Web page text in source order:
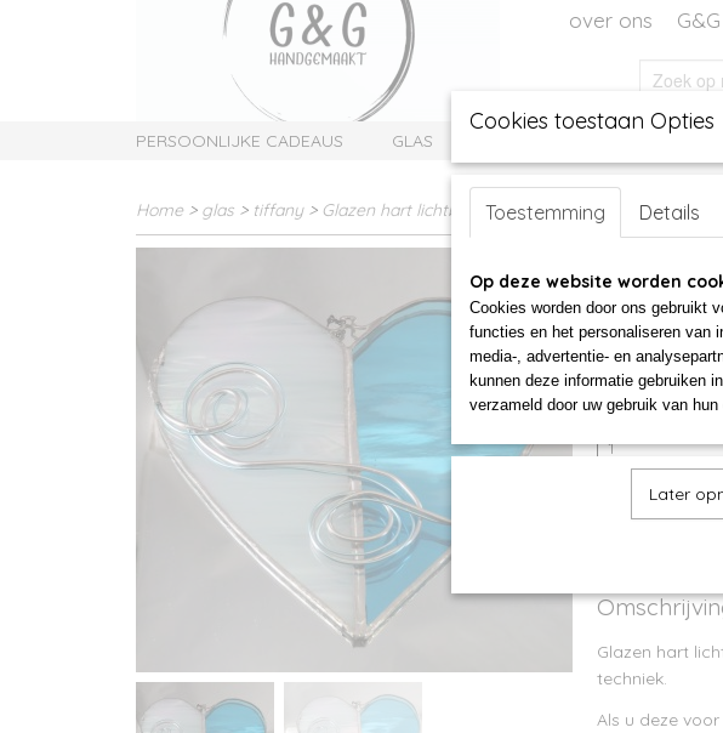
over ons
PERSOONLIJKE CADEAUS GLAS DECORATIE
Home > glas > tiffany> Glazen hart lichtblauw
Glazen
€ 17,50
✓ Op
Aantal
Glazen hart
techniek.
Als u deze
Cookies toestaan Opties
Toestemming Details
Op deze website worden
Cookies worden door ons gebruikt
functies en het personaliseren van
media-, advertentie- en
kunnen deze informatie gebruiken
verzameld door uw gebruik van
Later